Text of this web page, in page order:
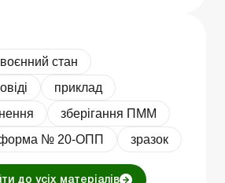
воєнний стан
приклад
зберігання ПММ
№ 20-ОПП зразок
до усіх матеріалів